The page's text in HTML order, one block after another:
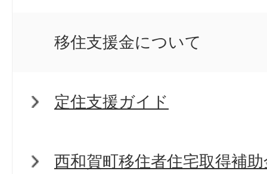
移住支援金について
定住支援ガイド
西和賀町移住者住宅取得補